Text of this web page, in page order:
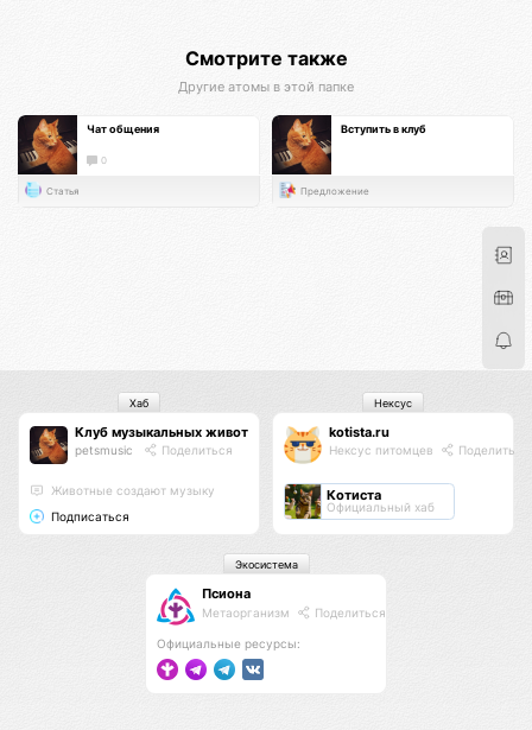
Смотрите также
Другие атомы в этой папке
Чат общения
0
Статья
Вступить в клуб
Предложение
Клуб музыкальных животных
petsmusic Поделиться
Животные создают музыку
Подписаться
Хаб
kotista.ru
Нексус питомцев Поделиться
Котиста
Официальный хаб
Нексус
Псиона
Метаорганизм Поделиться
Официальные ресурсы:
Экосистема